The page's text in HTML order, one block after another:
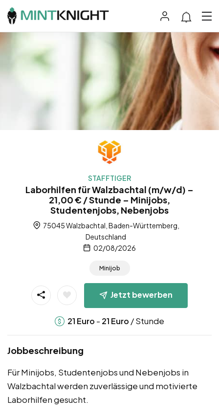
STAFFTIGER
Laborhilfen für Walzbachtal (m/w/d) –
21,00 € / Stunde – Minijobs,
Studentenjobs, Nebenjobs
75045 Walzbachtal, Baden-Württemberg,
Deutschland
02/08/2026
Minijob
Jetzt bewerben
21 Euro - 21 Euro / Stunde
Jobbeschreibung
Für Minijobs, Studentenjobs und Nebenjobs in
Walzbachtal werden zuverlässige und motivierte
Laborhilfen gesucht.